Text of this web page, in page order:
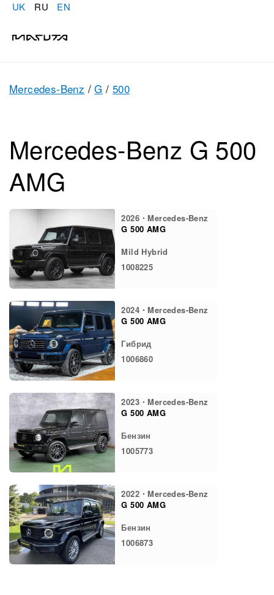
UK RU EN
Mercedes-Benz / G / 500
Mercedes-Benz G 500
AMG
2026・Mercedes-Benz
G 500 AMG
Mild Hybrid
1008225
2024・Mercedes-Benz
G 500 AMG
Гибрид
1006860
2023・Mercedes-Benz
G 500 AMG
Бензин
1005773
2022・Mercedes-Benz
G 500 AMG
Бензин
1006873